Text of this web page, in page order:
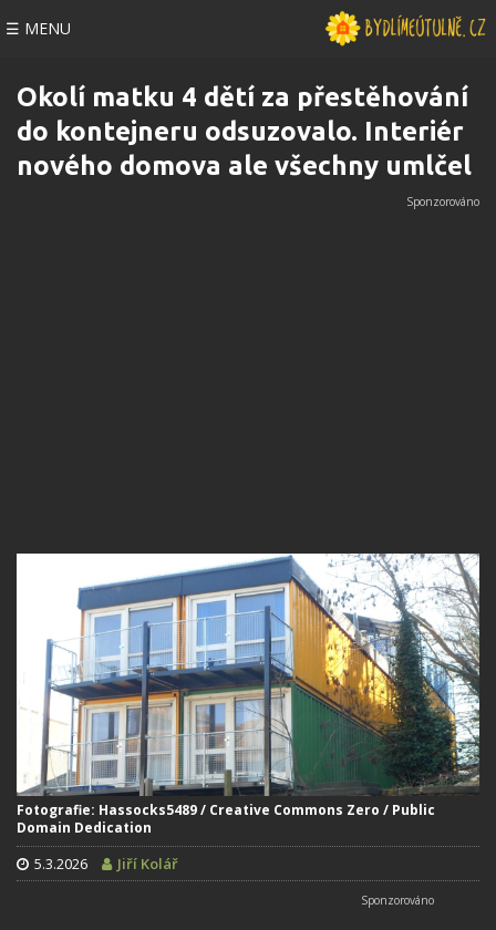
☰ MENU
Okolí matku 4 dětí za přestěhování
do kontejneru odsuzovalo. Interiér
nového domova ale všechny umlčel
Fotografie: Hassocks5489 / Creative Commons Zero / Public
Domain Dedication
5.3.2026 Jiří Kolář